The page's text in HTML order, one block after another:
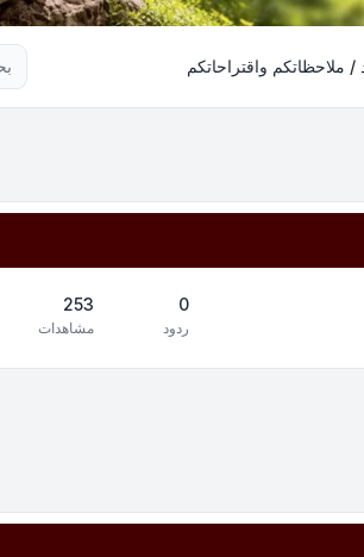
/ ملاحظاتكم واقتراحاتكم
0
ردود
253
مشاهدات